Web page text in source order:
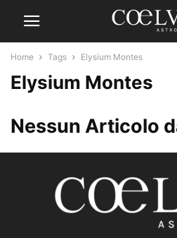
Home Tags Elysium Montes
Elysium Montes
Nessun Articolo